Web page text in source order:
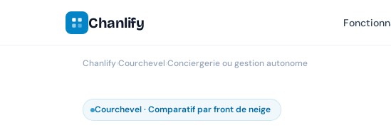
Chanlify
Chanlify›Courchevel›Conciergerie ou gestion autonome
Courchevel · Comparatif par front de neige